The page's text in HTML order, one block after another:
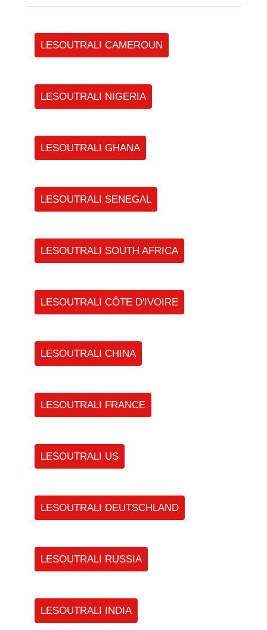
LESOUTRALI CAMEROUN
LESOUTRALI NIGERIA
LESOUTRALI GHANA
LESOUTRALI SENEGAL
LESOUTRALI SOUTH AFRICA
LESOUTRALI CÔTE D'IVOIRE
LESOUTRALI CHINA
LESOUTRALI FRANCE
LESOUTRALI US
LESOUTRALI DEUTSCHLAND
LESOUTRALI RUSSIA
LESOUTRALI INDIA